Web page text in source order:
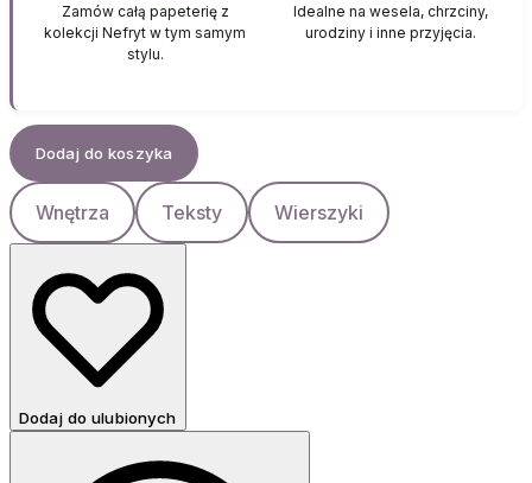
Zamów całą papeterię z
kolekcji Nefryt w tym samym
stylu.
Idealne na wesela, chrzciny,
urodziny i inne przyjęcia.
Dodaj do koszyka
Wnętrza Teksty Wierszyki
Dodaj do ulubionych